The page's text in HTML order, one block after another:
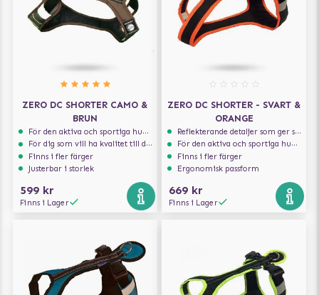
ZERO DC SHORTER CAMO &
BRUN
För den aktiva och sportiga hunden
För dig som vill ha kvalitet till din hund!
Finns i fler färger
Justerbar i storlek
599 kr
Finns i Lager
ZERO DC SHORTER - SVART &
ORANGE
Reflekterande detaljer som ger synlighet i svagt ljus
För den aktiva och sportiga hunden
Finns i fler färger
Ergonomisk passform
669 kr
Finns i Lager